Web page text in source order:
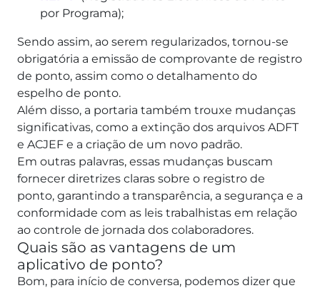
por Programa);
Sendo assim, ao serem regularizados, tornou-se
obrigatória a emissão de comprovante de registro
de ponto, assim como o detalhamento do
espelho de ponto.
Além disso, a portaria também trouxe mudanças
significativas, como a extinção dos arquivos ADFT
e ACJEF e a criação de um novo padrão.
Em outras palavras, essas mudanças buscam
fornecer diretrizes claras sobre o registro de
ponto, garantindo a transparência, a segurança e a
conformidade com as leis trabalhistas em relação
ao controle de jornada dos colaboradores.
Quais são as vantagens de um
aplicativo de ponto?
Bom, para início de conversa, podemos dizer que